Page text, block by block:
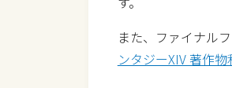
また、ファイナル
ンタジーXIV 著作